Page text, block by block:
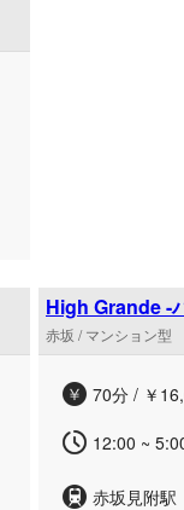
High Grande -
ム
赤坂 / マンション型
70分 / ￥
12:00 ~
赤坂見附駅